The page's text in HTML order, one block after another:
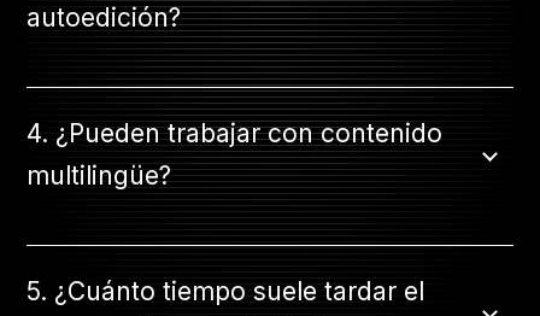
autoedición?
4. ¿Pueden trabajar con contenido
multilingüe?
5. ¿Cuánto tiempo suele tardar el